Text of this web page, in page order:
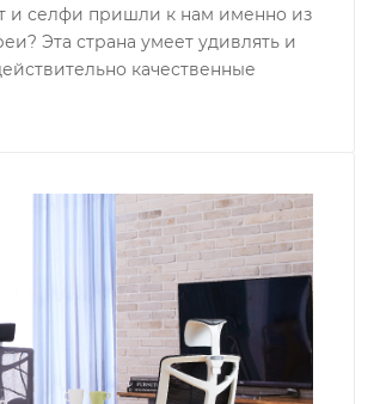
и селфи пришли к нам именно из
Эта страна умеет удивлять и
качественные